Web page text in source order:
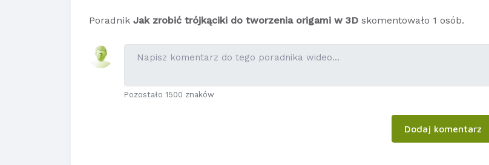
Poradnik Jak zrobić trójkąciki do tworzenia origami w 3D skomentowało 1 osób.
Pozostało 1500 znaków
Dodaj komentarz